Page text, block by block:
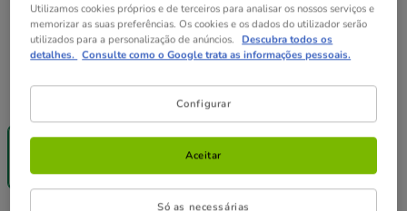
-25% na 2ª
un.
11.99€
Utilizamos cookies próprios e de terceiros para analisar os nossos serviços e
memorizar as suas preferências. Os cookies e os dados do utilizador serão
utilizados para a personalização de anúncios. Descubra todos os
detalhes. Consulte como o Google trata as informações pessoais.
Configurar
Só as necessárias
Aceitar